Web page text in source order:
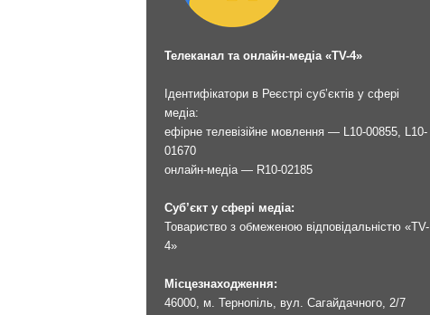
Телеканал та онлайн-медіа «TV-4»
Ідентифікатори в Реєстрі суб’єктів у сфері
медіа:
ефірне телевізійне мовлення — L10-00855, L10-
01670
онлайн-медіа — R10-02185
Суб’єкт у сфері медіа:
Товариство з обмеженою відповідальністю «TV-
4»
Місцезнаходження:
46000, м. Тернопіль, вул. Сагайдачного, 2/7